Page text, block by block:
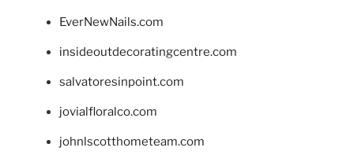
EverNewNails.com
insideoutdecoratingcentre.com
salvatoresinpoint.com
jovialfloralco.com
johnlscotthometeam.com